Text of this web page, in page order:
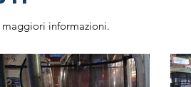
informazioni.